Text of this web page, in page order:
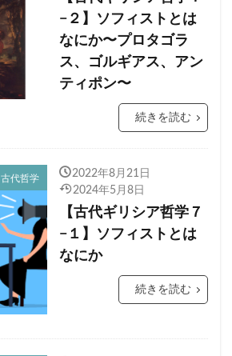
−２】ソフィストとは
なにか〜プロタゴラ
ス、ゴルギアス、アン
ティポン〜
続きを読む
古代哲学
2022年8月21日
2024年5月8日
【古代ギリシア哲学７
−１】ソフィストとは
なにか
続きを読む